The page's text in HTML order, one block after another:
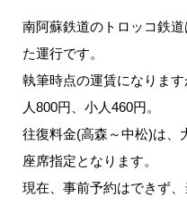
南阿蘇鉄道のトロッコ鉄
た運行です。
執筆時点の運賃になりま
人800円、小人460円。
往復料金(高森～中松)は、
座席指定となります。
現在、事前予約はできず